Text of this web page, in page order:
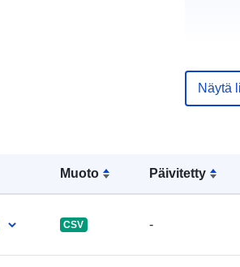
Muoto Päivitetty
CSV -
Näytä